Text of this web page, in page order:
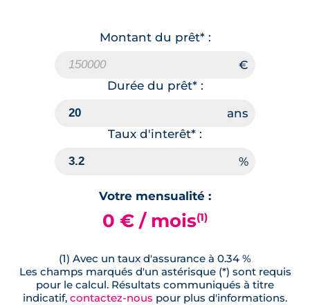
Montant du prêt* :
Durée du prêt* :
Taux d'interêt* :
Votre mensualité :
0 € / mois(1)
(1) Avec un taux d'assurance à 0.34 %
Les champs marqués d'un astérisque (*) sont requis
pour le calcul. Résultats communiqués à titre
indicatif, contactez-nous pour plus d'informations.